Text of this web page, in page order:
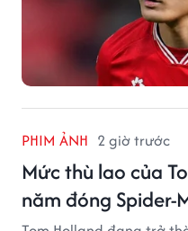
PHIM ẢNH 2 giờ trước
Mức thù lao của
năm đóng Spider-